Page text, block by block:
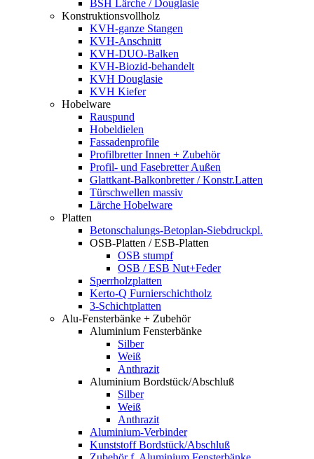
BSH Lärche / Douglasie
Konstruktionsvollholz
KVH-ganze Stangen
KVH-Anschnitt
KVH-DUO-Balken
KVH-Biozid-behandelt
KVH Douglasie
KVH Kiefer
Hobelware
Rauspund
Hobeldielen
Fassadenprofile
Profilbretter Innen + Zubehör
Profil- und Fasebretter Außen
Glattkant-Balkonbretter / Konstr.Latten
Türschwellen massiv
Lärche Hobelware
Platten
Betonschalungs-Betoplan-Siebdruckpl.
OSB-Platten / ESB-Platten
OSB stumpf
OSB / ESB Nut+Feder
Sperrholzplatten
Kerto-Q Furnierschichtholz
3-Schichtplatten
Alu-Fensterbänke + Zubehör
Aluminium Fensterbänke
Silber
Weiß
Anthrazit
Aluminium Bordstück/Abschluß
Silber
Weiß
Anthrazit
Aluminium-Verbinder
Kunststoff Bordstück/Abschluß